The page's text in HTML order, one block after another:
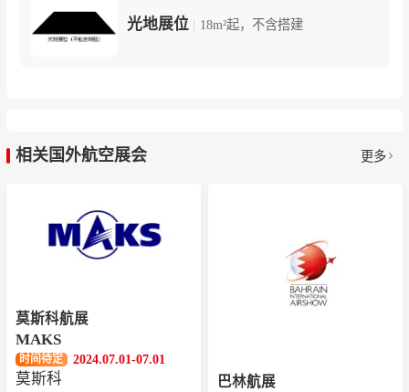
光地展位 | 18m²起，不含搭建
相关国外航空展会 更多
莫斯科航展
MAKS
时间待定 2024.07.01-07.01
莫斯科 巴林航展